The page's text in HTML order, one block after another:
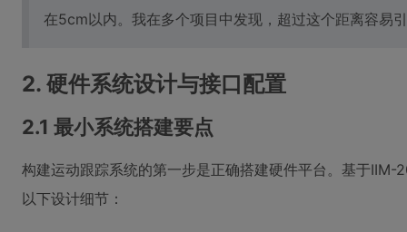
在5cm以内。我在多个项目中发现，超过这个距离容易
2. 硬件系统设计与接口配置
2.1 最小系统搭建要点
构建运动跟踪系统的第一步是正确搭建硬件平台。基于
以下设计细节：